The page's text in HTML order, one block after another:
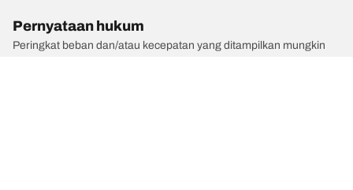
Pernyataan hukum
Peringkat beban dan/atau kecepatan yang ditampilkan mungkin